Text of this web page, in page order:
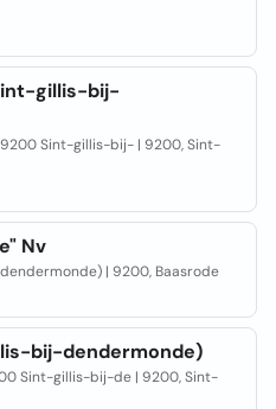
gillis-bij-
Sint-gillis-bij- | 9200, Sint-
Nv
| 9200, Baasrode
bij-dendermonde)
Sint-gillis-bij-de | 9200, Sint-